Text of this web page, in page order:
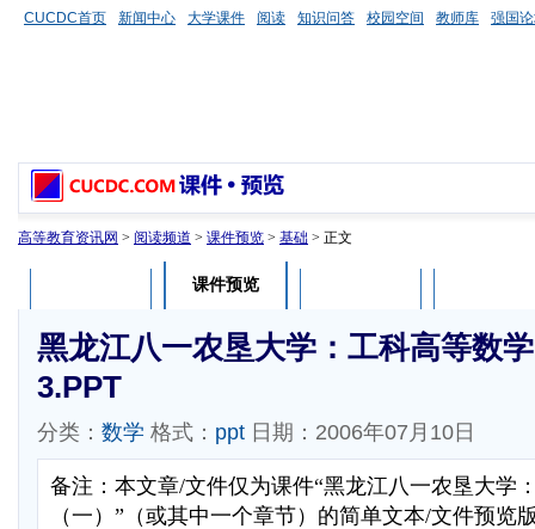
CUCDC首页 新闻中心 大学课件 阅读 知识问答 校园空间 教师库 强国
高等教育资讯网 > 阅读频道 > 课件预览 > 基础 > 正文
课件预览
黑龙江八一农垦大学：工科高等数
3.PPT
分类： 数学 格式： ppt 日期：2006年07月10日
备注：本文章/文件仅为课件“黑龙江八一农垦大学
（一）”（或其中一个章节）的简单文本/文件预览